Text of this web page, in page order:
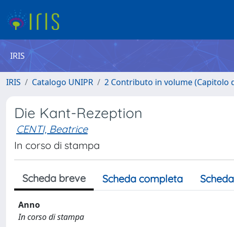
IRIS
IRIS Catalogo UNIPR 2 Contributo in volume (Capitolo
Die Kant-Rezeption
CENTI, Beatrice
In corso di stampa
Scheda breve Scheda completa
Anno
In corso di stampa